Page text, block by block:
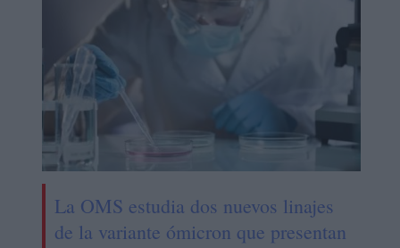
La OMS estudia dos nuevos linajes
de la variante ómicron que presentan